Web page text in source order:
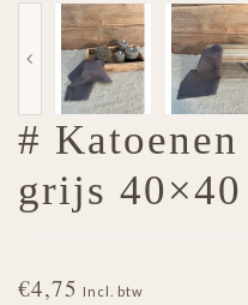
#
grijs 40×40
€4,75 Incl. btw